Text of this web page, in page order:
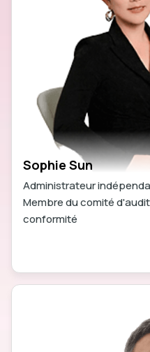
Sophie Sun
Administrateur
Membre du comité
conformité